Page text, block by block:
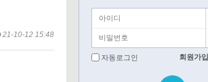
21-10-12 15:48
자동로그인 회원가입